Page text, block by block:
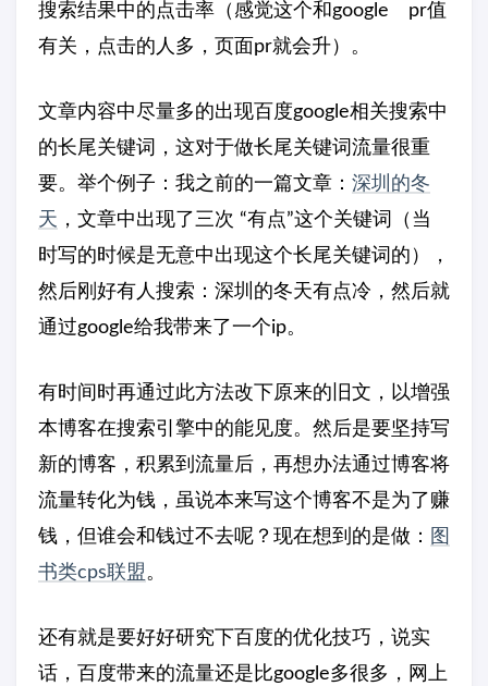
搜索结果中的点击率（感觉这个和google pr值
有关，点击的人多，页面pr就会升）。
文章内容中尽量多的出现百度google相关搜索中
的长尾关键词，这对于做长尾关键词流量很重
要。举个例子：我之前的一篇文章： 深圳的冬
天 ，文章中出现了三次 “有点”这个关键词（当
时写的时候是无意中出现这个长尾关键词的），
然后刚好有人搜索：深圳的冬天有点冷，然后就
通过google给我带来了一个ip。
有时间时再通过此方法改下原来的旧文，以增强
本博客在搜索引擎中的能见度。然后是要坚持写
新的博客，积累到流量后，再想办法通过博客将
流量转化为钱，虽说本来写这个博客不是为了赚
钱，但谁会和钱过不去呢？现在想到的是做：
图
书类cps联盟。
还有就是要好好研究下百度的优化技巧，说实
话，百度带来的流量还是比google多很多，网上